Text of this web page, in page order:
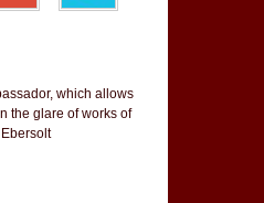
which allows
the glare of works of